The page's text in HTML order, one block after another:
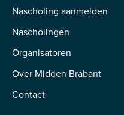
Nascholing aanmelden
Nascholingen
Organisatoren
Over Midden Brabant
Contact